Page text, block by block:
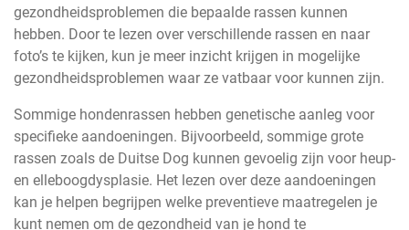
gezondheidsproblemen die bepaalde rassen kunnen
hebben. Door te lezen over verschillende rassen en naar
foto’s te kijken, kun je meer inzicht krijgen in mogelijke
gezondheidsproblemen waar ze vatbaar voor kunnen zijn.
Sommige hondenrassen hebben genetische aanleg voor
specifieke aandoeningen. Bijvoorbeeld, sommige grote
rassen zoals de Duitse Dog kunnen gevoelig zijn voor heup-
en elleboogdysplasie. Het lezen over deze aandoeningen
kan je helpen begrijpen welke preventieve maatregelen je
kunt nemen om de gezondheid van je hond te